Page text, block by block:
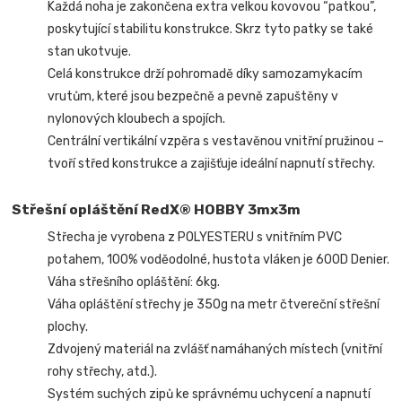
Každá noha je zakončena extra velkou kovovou “patkou”,
poskytující stabilitu konstrukce. Skrz tyto patky se také
stan ukotvuje.
Celá konstrukce drží pohromadě díky samozamykacím
vrutům, které jsou bezpečně a pevně zapuštěny v
nylonových kloubech a spojích.
Centrální vertikální vzpěra s vestavěnou vnitřní pružinou –
tvoří střed konstrukce a zajišťuje ideální napnutí střechy.
Střešní opláštění RedX® HOBBY 3mx3m
Střecha je vyrobena z POLYESTERU s vnitřním PVC
potahem, 100% voděodolné, hustota vláken je 600D Denier.
Váha střešního opláštění: 6kg.
Váha opláštění střechy je 350g na metr čtvereční střešní
plochy.
Zdvojený materiál na zvlášť namáhaných místech (vnitřní
rohy střechy, atd.).
Systém suchých zipů ke správnému uchycení a napnutí